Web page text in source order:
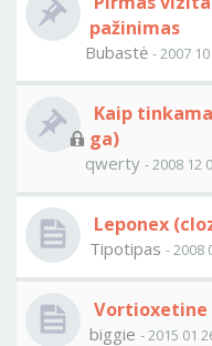
pažinimas
Bubastė - 2007
Kaip
ga)
qwerty - 2008 12
Leponex
Tipotipas - 2008
biggie - 2015 01